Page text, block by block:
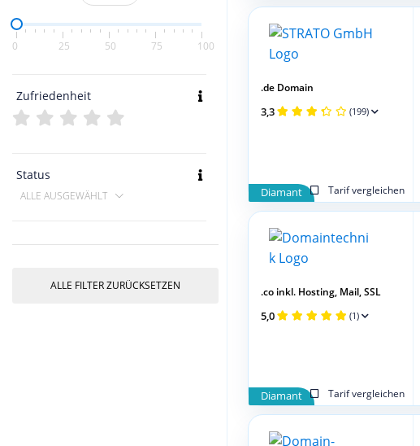
0 25 50 75 100
Zufriedenheit
Status
ALLE AUSGEWÄHLT
ALLE FILTER ZURÜCKSETZEN
Diamant Tarif vergleichen
.de Domain
3,3 (199)
Diamant Tarif vergleichen
.co inkl. Hosting, Mail, SSL
5,0 (1)